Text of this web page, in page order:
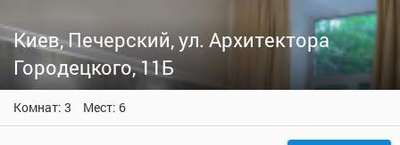
Киев, Печерский, ул. Архитектора
Городецкого, 11Б
Комнат: 3 Мест: 6